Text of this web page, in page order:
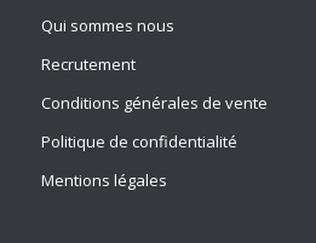
Qui sommes nous
Recrutement
Conditions générales de vente
Politique de confidentialité
Mentions légales